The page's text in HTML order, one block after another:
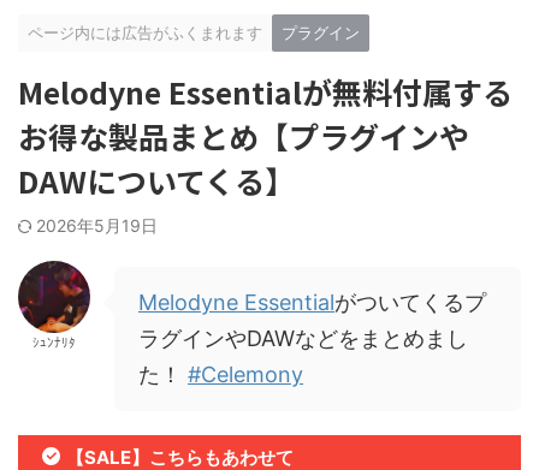
ページ内には広告がふくまれます プラグイン
Melodyne Essentialが無料付属する
お得な製品まとめ【プラグインや
DAWについてくる】
2026年5月19日
ｼｭﾝﾅﾘﾀ
Melodyne Essentialがついてくるプ
ラグインやDAWなどをまとめまし
た！ #Celemony
【SALE】こちらもあわせて